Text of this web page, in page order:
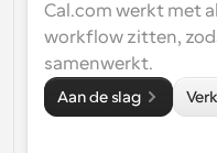
Cal.com werkt met
workflow zitten,
samenwerkt.
Aan de slag